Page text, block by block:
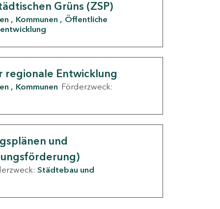
Grüns (ZSP)
Kommunen
Öffentliche
Entwicklung
Kommunen Förderzweck:
und
Städtebau und